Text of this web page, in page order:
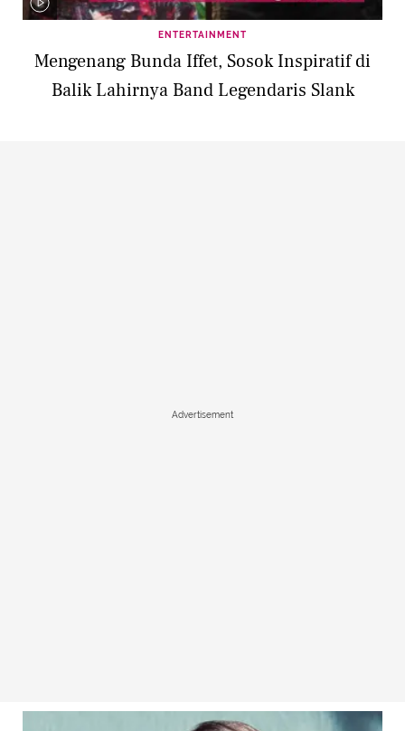
ENTERTAINMENT
Mengenang Bunda Iffet, Sosok Inspiratif di
Balik Lahirnya Band Legendaris Slank
Advertisement